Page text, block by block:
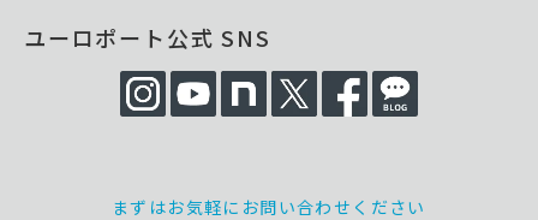
ユーロポート公式 SNS
まずはお気軽にお問い合わせください